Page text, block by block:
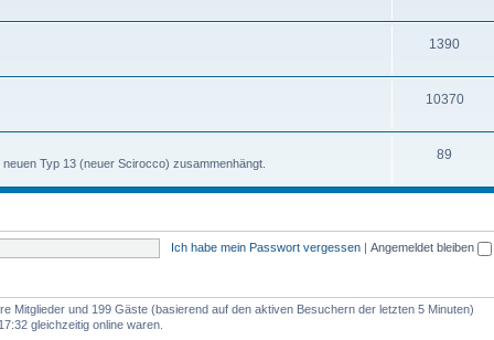
n
m
e
n
e
m
e
n
1390T
e
m
n
10370T
m
n
Typ 13 (neuer Scirocco) zusammenhängt.
89
m
n
Ich habe mein Passwort vergessen | Angemeldet bleiben
Mitglieder und 199 Gäste (basierend auf den aktiven Besuchern der letzten 5 Minuten)
gleichzeitig online waren.